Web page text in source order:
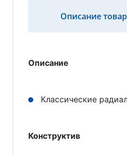
Описание
Описание
Классические
Конструктив